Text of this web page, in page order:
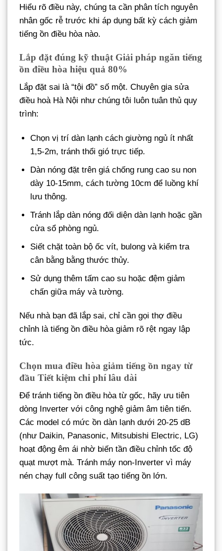
Hiểu rõ điều này, chúng ta cần phân tích nguyên
nhân gốc rễ trước khi áp dụng bất kỳ cách giảm
tiếng ồn điều hòa nào.
Lắp đặt đúng kỹ thuật Giải pháp ngăn tiếng
ồn điều hòa hiệu quả 80%
Lắp đặt sai là “tội đồ” số một. Chuyên gia sửa
điều hoà Hà Nội như chúng tôi luôn tuân thủ quy
trình:
Chọn vị trí dàn lạnh cách giường ngủ ít nhất
1,5-2m, tránh thổi gió trực tiếp.
Dàn nóng đặt trên giá chống rung cao su non
dày 10-15mm, cách tường 10cm để luồng khí
lưu thông.
Tránh lắp dàn nóng đối diện dàn lạnh hoặc gần
cửa sổ phòng ngủ.
Siết chặt toàn bộ ốc vít, bulong và kiểm tra
cân bằng bằng thước thủy.
Sử dụng thêm tấm cao su hoặc đệm giảm
chấn giữa máy và tường.
Nếu nhà bạn đã lắp sai, chỉ cần gọi thợ điều
chỉnh là tiếng ồn điều hòa giảm rõ rệt ngay lập
tức.
Chọn mua điều hòa giảm tiếng ồn ngay từ
đầu Tiết kiệm chi phí lâu dài
Để tránh tiếng ồn điều hòa từ gốc, hãy ưu tiên
dòng Inverter với công nghệ giảm âm tiên tiến.
Các model có mức ồn dàn lạnh dưới 20-25 dB
(như Daikin, Panasonic, Mitsubishi Electric, LG)
hoạt động êm ái nhờ biến tần điều chỉnh tốc độ
quạt mượt mà. Tránh máy non-Inverter vì máy
nén chạy full công suất tạo tiếng ồn lớn.